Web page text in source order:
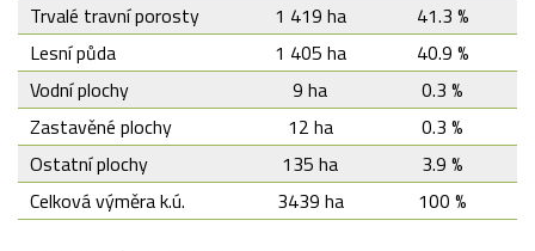
Trvalé travní porosty
1 419 ha
41.3 %
Lesní půda
1 405 ha
40.9 %
Vodní plochy
9 ha
0.3 %
Zastavěné plochy
12 ha
0.3 %
Ostatní plochy
135 ha
3.9 %
Celková výměra k.ú.
3439 ha 100 %